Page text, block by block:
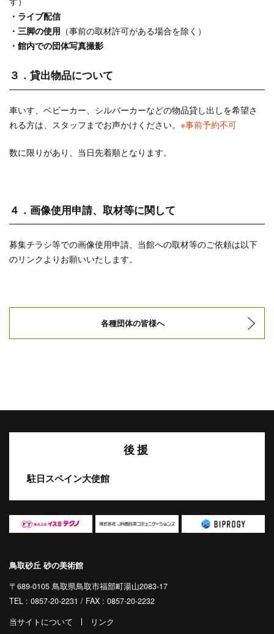
・ライブ配信
・三脚の使用 （事前の取材許可がある場合を除く）
・館内での団体写真撮影
３．貸出物品について
車いす、ベビーカー、シルバーカーなどの物品貸し出しを希望さ
れる方は、スタッフまでお声かけください。 ※事前予約不可
数に限りがあり、当日先着順となります。
４．画像使用申請、取材等に関して
募集チラシ等での画像使用申請、当館への取材等のご依頼は以下
のリンクよりお願いいたします。
各種団体の皆様へ
後援
駐日スペイン大使館
鳥取砂丘 砂の美術館
〒689-0105 鳥取県鳥取市福部町湯山2083-17
TEL : 0857-20-2231 / FAX : 0857-20-2232
当サイトについて
リンク